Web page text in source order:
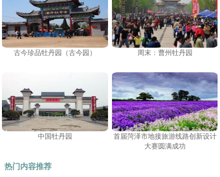
古今珍品牡丹园（古今园） 周末：曹州牡丹园
中国牡丹园
首届菏泽市地接旅游线路创新设计
大赛圆满成功
热门内容推荐